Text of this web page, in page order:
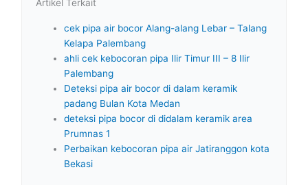
Artikel Terkait
cek pipa air bocor Alang-alang Lebar – Talang
Kelapa Palembang
ahli cek kebocoran pipa Ilir Timur III – 8 Ilir
Palembang
Deteksi pipa air bocor di dalam keramik
padang Bulan Kota Medan
deteksi pipa bocor di didalam keramik area
Prumnas 1
Perbaikan kebocoran pipa air Jatiranggon kota
Bekasi